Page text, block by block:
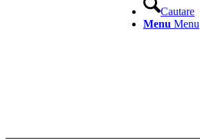
Cautare
Menu Menu